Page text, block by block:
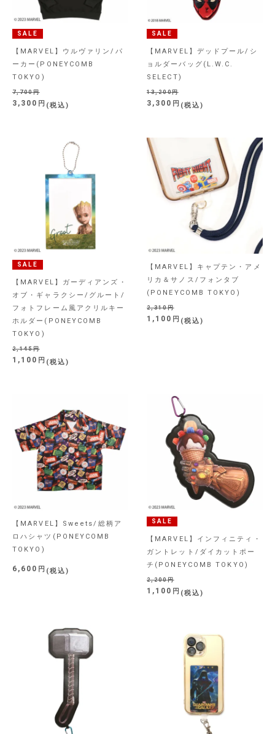
SALE
【MARVEL】ウルヴァリン/パ
ーカー(PONEYCOMB
TOKYO)
7,700
3,300 税込
SALE
【MARVEL】デッドプール/シ
ョルダーバッグ(L.W.C.
SELECT)
13,200
3,300 税込
SALE
【MARVEL】ガーディアンズ・
オブ・ギャラクシー/グルート/
フォトフレーム風アクリルキー
ホルダー(PONEYCOMB
TOKYO)
2,145
1,100 税込
【MARVEL】キャプテン・アメ
リカ＆サノス/フォンタブ
(PONEYCOMB TOKYO)
2,310
1,100 税込
【MARVEL】Sweets/総柄ア
ロハシャツ(PONEYCOMB
TOKYO)
6,600 税込
SALE
【MARVEL】インフィニティ・
ガントレット/ダイカットポー
チ(PONEYCOMB TOKYO)
2,200
1,100 税込